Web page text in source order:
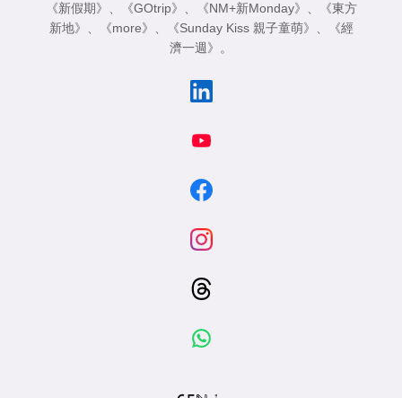
《新假期》 、 《GOtrip》 、 《NM+新Monday》 、
《東方
新地》 、 《more》 、 《Sunday Kiss 親子童萌》 、
《經
濟一週》 。